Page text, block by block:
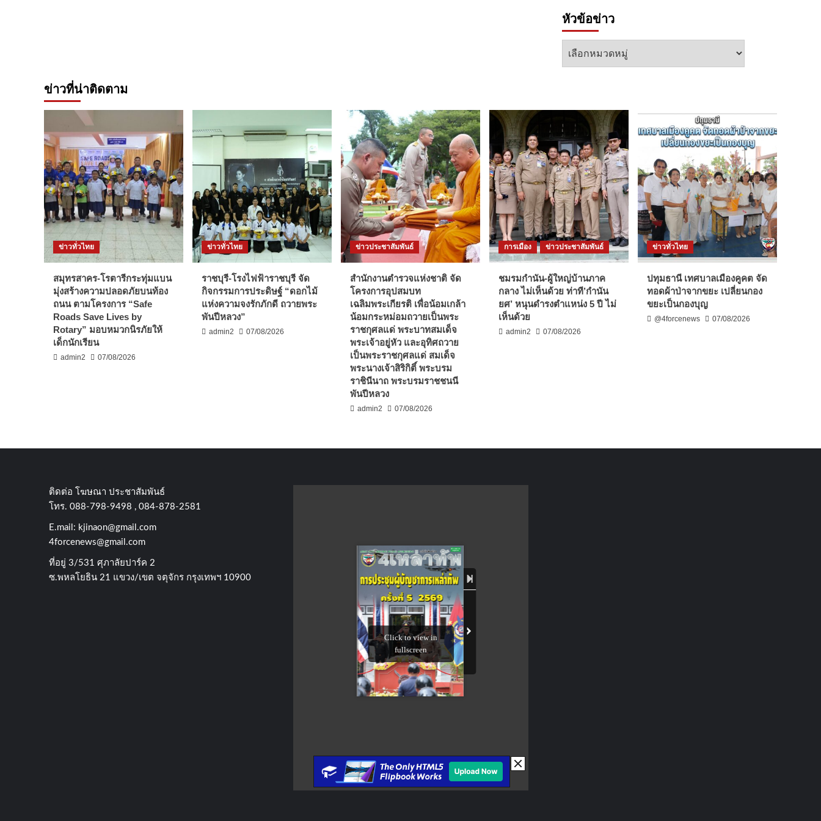
หัวข้อข่าว
หัวข้อ
ข่าวที่น่าติดตาม
ข่าวทั่วไทย
สมุทรสาคร-โรตารีกระทุ่มแบน
มุ่งสร้างความปลอดภัยบนท้อง
ถนน ตามโครงการ “Safe
Roads Save Lives by
Rotary” มอบหมวกนิรภัยให้
เด็กนักเรียน
admin2 07/08/2026
ข่าวทั่วไทย
ราชบุรี-โรงไฟฟ้าราชบุรี จัด
กิจกรรมการประดิษฐ์ “ดอกไม้
แห่งความจงรักภักดี ถวายพระ
พันปีหลวง”
admin2 07/08/2026
ข่าวประชาสัมพันธ์
สำนักงานตำรวจแห่งชาติ จัด
โครงการอุปสมบท
เฉลิมพระเกียรติ เพื่อน้อมเกล้า
น้อมกระหม่อมถวายเป็นพระ
ราชกุศลแด่ พระบาทสมเด็จ
พระเจ้าอยู่หัว และอุทิศถวาย
เป็นพระราชกุศลแด่ สมเด็จ
พระนางเจ้าสิริกิติ์ พระบรม
ราชินีนาถ พระบรมราชชนนี
พันปีหลวง
admin2 07/08/2026
การเมือง ข่าวประชาสัมพันธ์
ชมรมกำนัน-ผู้ใหญ่บ้านภาค
กลาง ไม่เห็นด้วย ท่าที’กำนัน
ยศ’ หนุนดำรงตำแหน่ง 5 ปี ไม่
เห็นด้วย
admin2 07/08/2026
ข่าวทั่วไทย
ปทุมธานี เทศบาลเมืองคูคต จัด
ทอดผ้าป่าจากขยะ เปลี่ยนกอง
ขยะเป็นกองบุญ
@4forcenews 07/08/2026
ติดต่อ​ โฆษณา​ ประชาสัมพันธ์
โทร​. 088-798-9498 , 084-878-2581
E.mail: kjinaon@gmail.com
4forcenews@gmail.com
ที่อยู่​ 3/531​ ศุภาลัยปาร์ค​ 2
ซ.พหลโยธิน​ 21​ แขวง/เขต​ จตุจักร​ กรุงเทพฯ 10900